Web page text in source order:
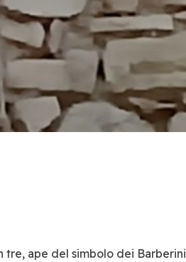
tre, ape del simbolo dei Barberini